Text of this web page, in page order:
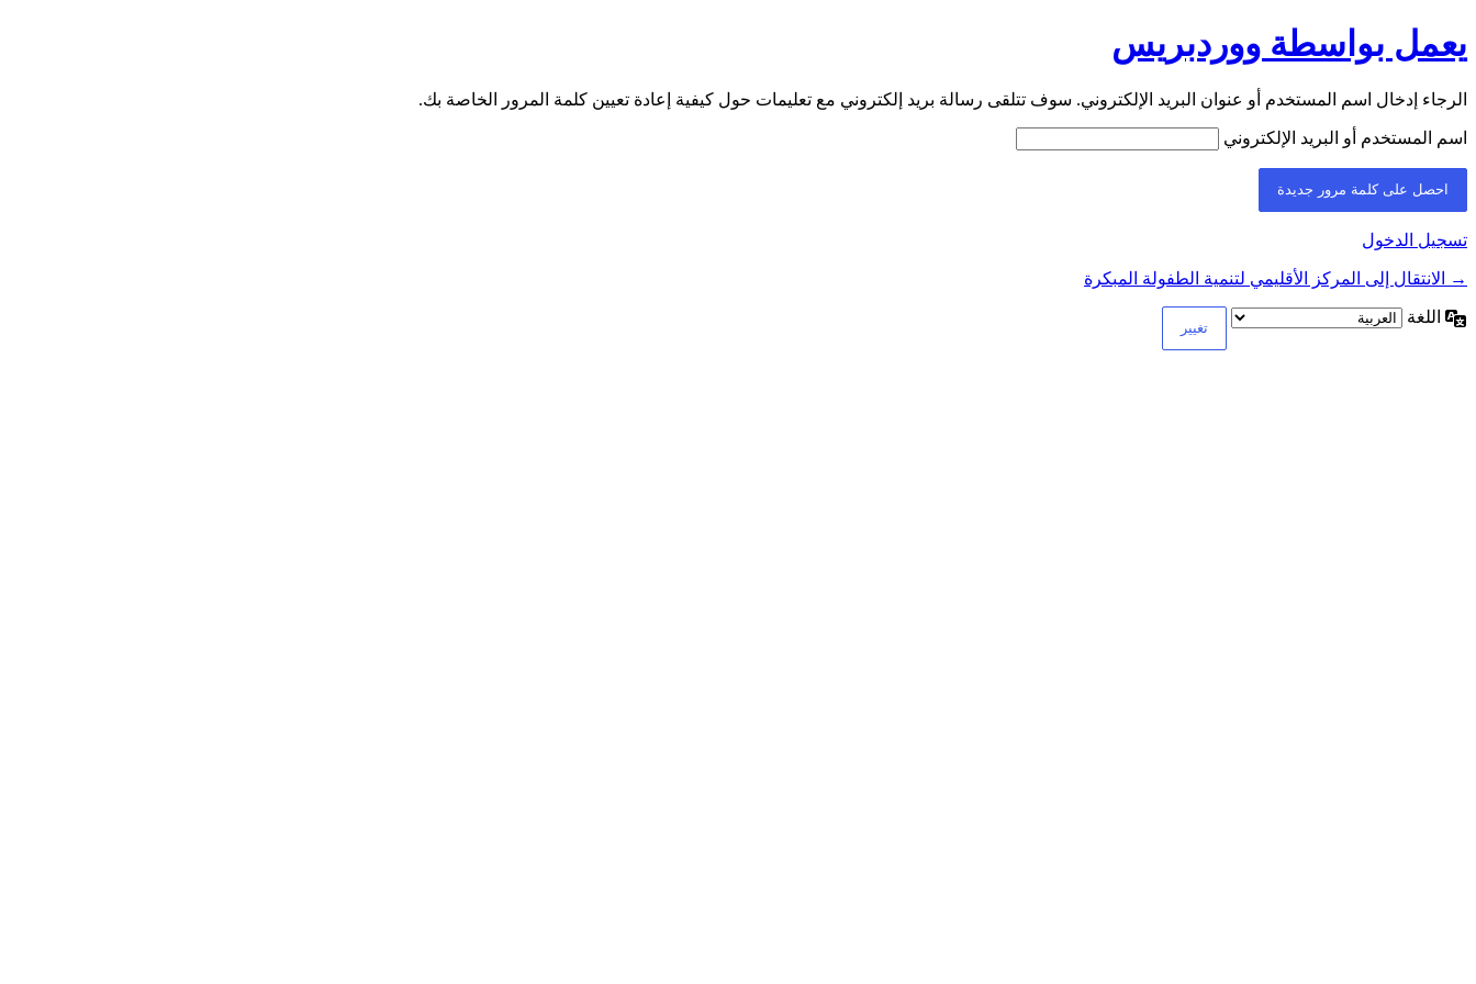
يعمل بواسطة ووردبريس
الرجاء إدخال اسم المستخدم أو عنوان البريد الإلكتروني. سوف تتلقى رسالة بريد إلكتروني مع تعليمات حول كيفية إعادة تعيين كلمة المرور الخاصة بك.
اسم المستخدم أو البريد الإلكتروني
تسجيل الدخول
→ الانتقال إلى المركز الأقليمي لتنمية الطفولة المبكرة
اللغة